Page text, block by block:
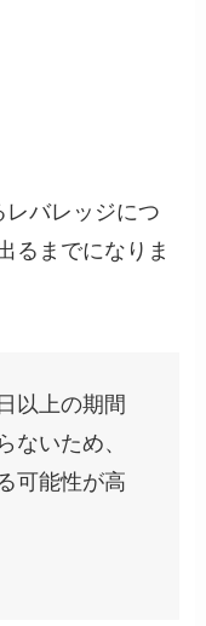
バレッジにつ
るまでになりま
以上の期間
ないため、
可能性が高